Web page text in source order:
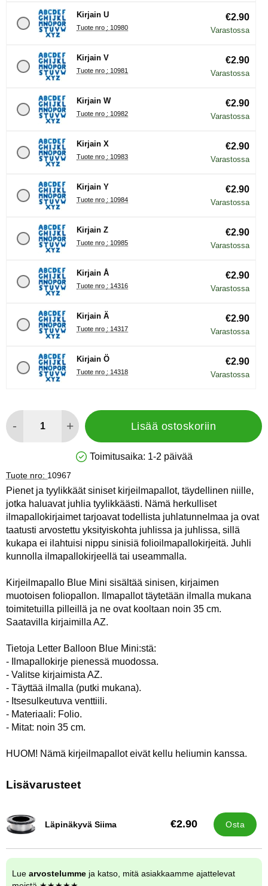
Kirjain U
Tuote nro : 10980
€2.90
Varastossa
Kirjain V
Tuote nro : 10981
€2.90
Varastossa
Kirjain W
Tuote nro : 10982
€2.90
Varastossa
Kirjain X
Tuote nro : 10983
€2.90
Varastossa
Kirjain Y
Tuote nro : 10984
€2.90
Varastossa
Kirjain Z
Tuote nro : 10985
€2.90
Varastossa
Kirjain Å
Tuote nro : 14316
€2.90
Varastossa
Kirjain Ä
Tuote nro : 14317
€2.90
Varastossa
Kirjain Ö
Tuote nro : 14318
€2.90
Varastossa
- + Lisää ostoskoriin
Saatavuus: Varastossa
Toimitusaika: 1-2 päivää
Tuote nro: 10967
Pienet ja tyylikkäät siniset kirjeilmapallot, täydellinen niille,
jotka haluavat juhlia tyylikkäästi. Nämä herkulliset
ilmapallokirjaimet tarjoavat todellista juhlatunnelmaa ja ovat
taatusti arvostettu yksityiskohta juhlissa ja juhlissa, sillä
kukapa ei ilahtuisi nippu sinisiä folioilmapallokirjeitä. Juhli
kunnolla ilmapallokirjeellä tai useammalla.
Kirjeilmapallo Blue Mini sisältää sinisen, kirjaimen
muotoisen foliopallon. Ilmapallot täytetään ilmalla mukana
toimitetuilla pilleillä ja ne ovat kooltaan noin 35 cm.
Saatavilla kirjaimilla AZ.
Tietoja Letter Balloon Blue Mini:stä:
- Ilmapallokirje pienessä muodossa.
- Valitse kirjaimista AZ.
- Täyttää ilmalla (putki mukana).
- Itsesulkeutuva venttiili.
- Materiaali: Folio.
- Mitat: noin 35 cm.
HUOM! Nämä kirjeilmapallot eivät kellu heliumin kanssa.
Lisävarusteet
Läpinäkyvä Siima
Tuote.nro 32222 €2.90 Osta
Lue arvostelumme ja katso, mitä asiakkaamme ajattelevat